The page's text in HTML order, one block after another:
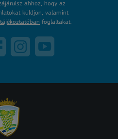
ahhoz, hogy az
küldjön, valamint
foglaltakat.